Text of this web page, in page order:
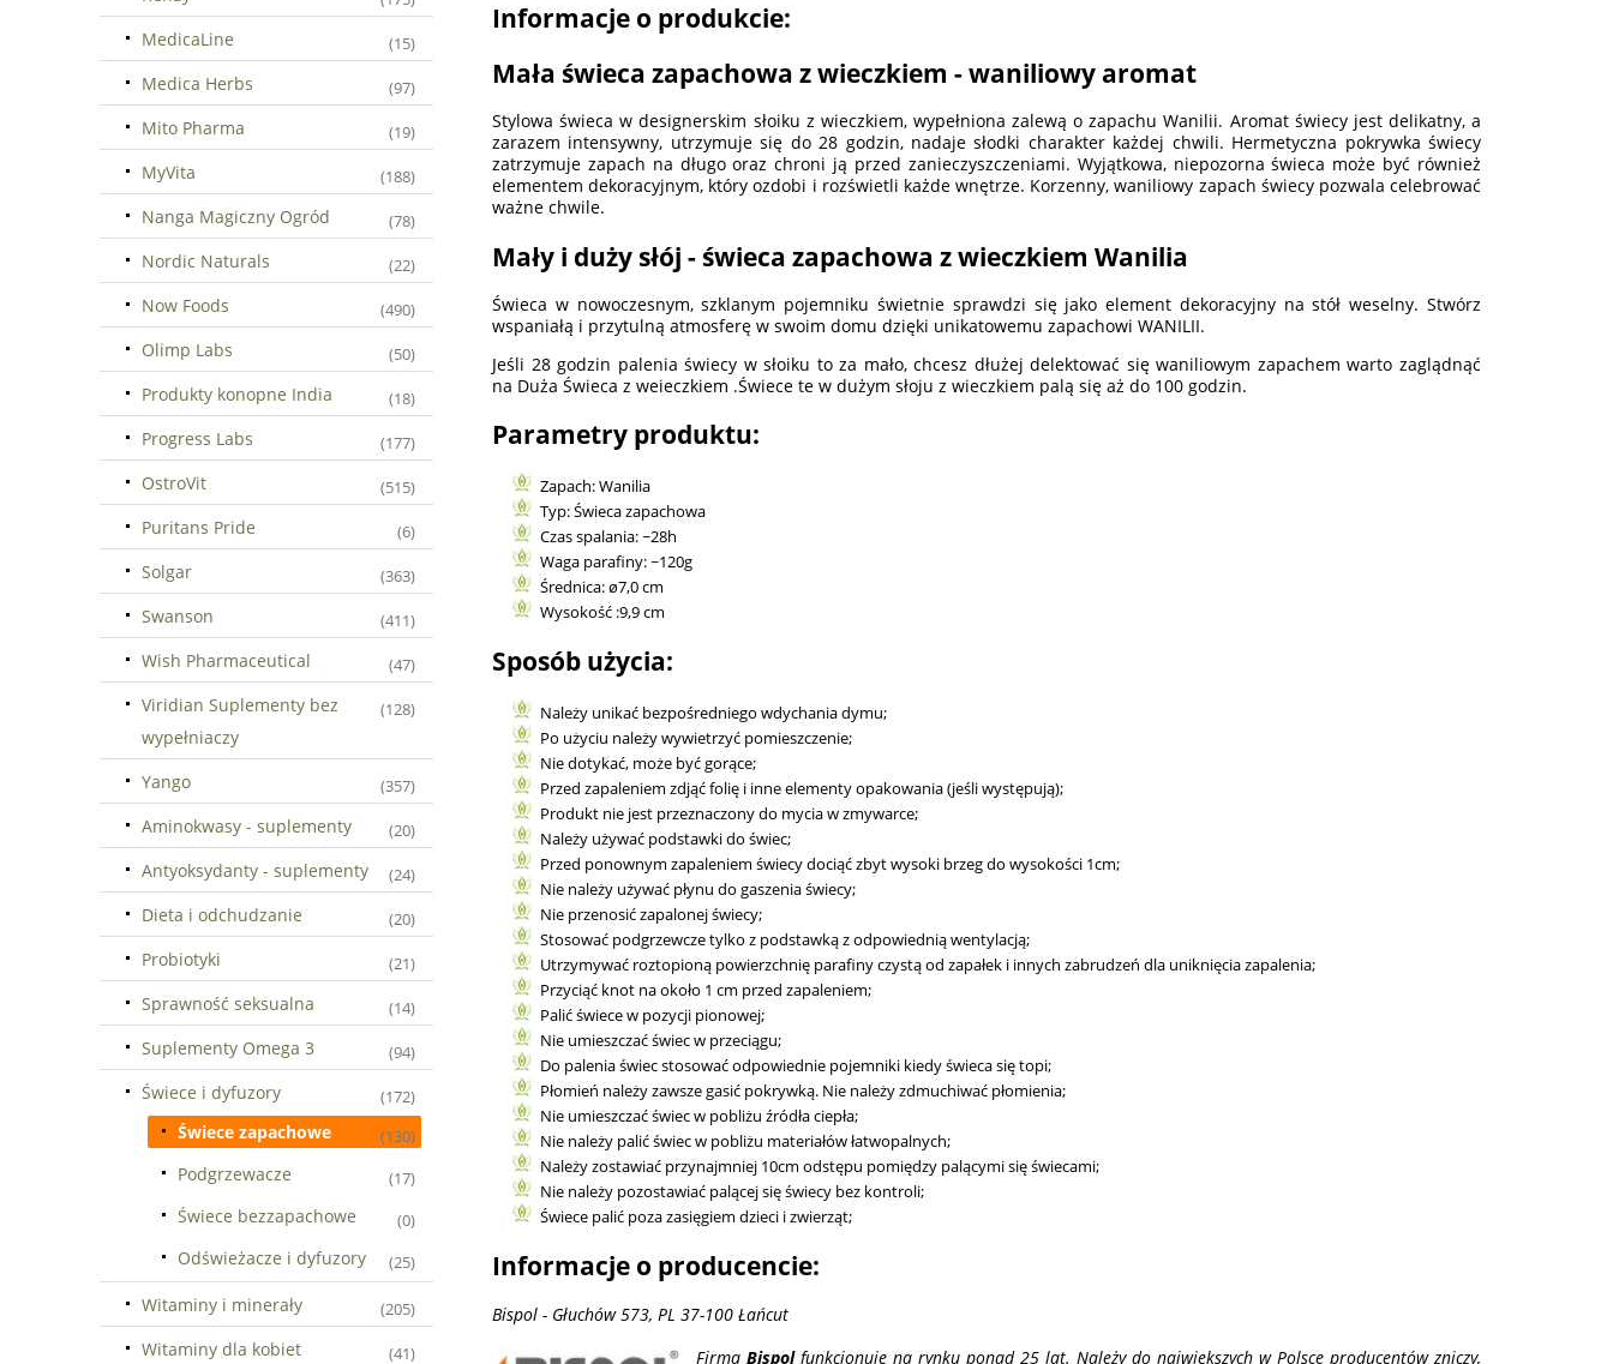
MedicaLine (15)
Medica Herbs (97)
Mito Pharma (19)
MyVita (188)
Nanga Magiczny Ogród (78)
Nordic Naturals (22)
Now Foods (490)
Olimp Labs (50)
Produkty konopne India (18)
Progress Labs (177)
OstroVit (515)
Puritans Pride (6)
Solgar (363)
Swanson (411)
Wish Pharmaceutical (47)
Viridian Suplementy bez
wypełniaczy
(128)
Yango (357)
Aminokwasy - suplementy (20)
Antyoksydanty - suplementy (24)
Dieta i odchudzanie (20)
Probiotyki (21)
Sprawność seksualna (14)
Suplementy Omega 3 (94)
Świece i dyfuzory (172)
Świece zapachowe (130)
Podgrzewacze (17)
Świece bezzapachowe (0)
Odświeżacze i dyfuzory (25)
Witaminy i minerały (205)
Witaminy dla kobiet (41)
Informacje o produkcie:
Mała świeca zapachowa z wieczkiem - waniliowy aromat
Stylowa świeca w designerskim słoiku z wieczkiem, wypełniona zalewą o zapachu Wanilii. Aromat świecy jest delikatny, a
zarazem intensywny, utrzymuje się do 28 godzin, nadaje słodki charakter każdej chwili. Hermetyczna pokrywka świecy
zatrzymuje zapach na długo oraz chroni ją przed zanieczyszczeniami. Wyjątkowa, niepozorna świeca może być również
elementem dekoracyjnym, który ozdobi i rozświetli każde wnętrze. Korzenny, waniliowy zapach świecy pozwala celebrować
ważne chwile.
Mały i duży słój - świeca zapachowa z wieczkiem Wanilia
Świeca w nowoczesnym, szklanym pojemniku świetnie sprawdzi się jako element dekoracyjny na stół weselny. Stwórz
wspaniałą i przytulną atmosferę w swoim domu dzięki unikatowemu zapachowi WANILII.
Jeśli 28 godzin palenia świecy w słoiku to za mało, chcesz dłużej delektować się waniliowym zapachem warto zaglądnąć
na Duża Świeca z weieczkiem .Świece te w dużym słoju z wieczkiem palą się aż do 100 godzin.
Parametry produktu:
Zapach: Wanilia
Typ: Świeca zapachowa
Czas spalania: ~28h
Waga parafiny: ~120g
Średnica: ø7,0 cm
Wysokość :9,9 cm
Sposób użycia:
Należy unikać bezpośredniego wdychania dymu;
Po użyciu należy wywietrzyć pomieszczenie;
Nie dotykać, może być gorące;
Przed zapaleniem zdjąć folię i inne elementy opakowania (jeśli występują);
Produkt nie jest przeznaczony do mycia w zmywarce;
Należy używać podstawki do świec;
Przed ponownym zapaleniem świecy dociąć zbyt wysoki brzeg do wysokości 1cm;
Nie należy używać płynu do gaszenia świecy;
Nie przenosić zapalonej świecy;
Stosować podgrzewcze tylko z podstawką z odpowiednią wentylacją;
Utrzymywać roztopioną powierzchnię parafiny czystą od zapałek i innych zabrudzeń dla uniknięcia zapalenia;
Przyciąć knot na około 1 cm przed zapaleniem;
Palić świece w pozycji pionowej;
Nie umieszczać świec w przeciągu;
Do palenia świec stosować odpowiednie pojemniki kiedy świeca się topi;
Płomień należy zawsze gasić pokrywką. Nie należy zdmuchiwać płomienia;
Nie umieszczać świec w pobliżu źródła ciepła;
Nie należy palić świec w pobliżu materiałów łatwopalnych;
Należy zostawiać przynajmniej 10cm odstępu pomiędzy palącymi się świecami;
Nie należy pozostawiać palącej się świecy bez kontroli;
Świece palić poza zasięgiem dzieci i zwierząt;
Informacje o producencie:
Bispol - Głuchów 573, PL 37-100 Łańcut
Firma Bispolfunkcjonuje na rynku ponad 25 lat. Należy do największych w Polsce producentów zniczy,